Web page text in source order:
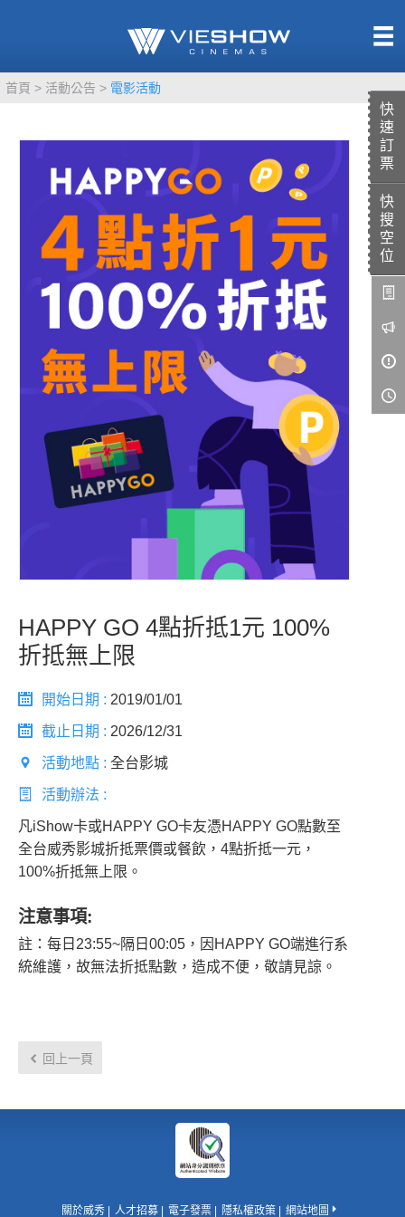
快
速
訂
票
快
搜
空
位
首頁 活動公告 電影活動
HAPPY GO 4點折抵1元 100%
折抵無上限
開始日期 : 2019/01/01
截止日期 : 2026/12/31
活動地點 : 全台影城
活動辦法 :
凡iShow卡或HAPPY GO卡友憑HAPPY GO點數至
全台威秀影城折抵票價或餐飲，4點折抵一元，
100%折抵無上限。
注意事項:
註：每日23:55~隔日00:05，因HAPPY GO端進行系
統維護，故無法折抵點數，造成不便，敬請見諒。
回上一頁
TITAN SCREEN
MUCROWN
IMAX
VR 演唱會
GOLD CLASS
AD口述影像
LIVE演唱會
UNICORN
影城公告
影城活動
商家介紹
商場活動
關於威秀 人才招募 電子發票 隱私權政策 網站地圖